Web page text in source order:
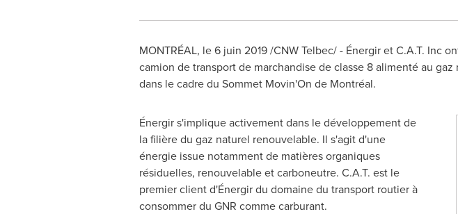
MONTRÉAL, le 6 juin 2019 /CNW Telbec/ - Énergir et C.A.T. Inc
camion de transport de marchandise de classe 8 alimenté au
dans le cadre du Sommet Movin'On de Montréal.
Énergir s'implique activement dans le développement de
la filière du gaz naturel renouvelable. Il s'agit d'une
énergie issue notamment de matières organiques
résiduelles, renouvelable et carboneutre. C.A.T. est le
premier client d'Énergir du domaine du transport routier à
consommer du GNR comme carburant.